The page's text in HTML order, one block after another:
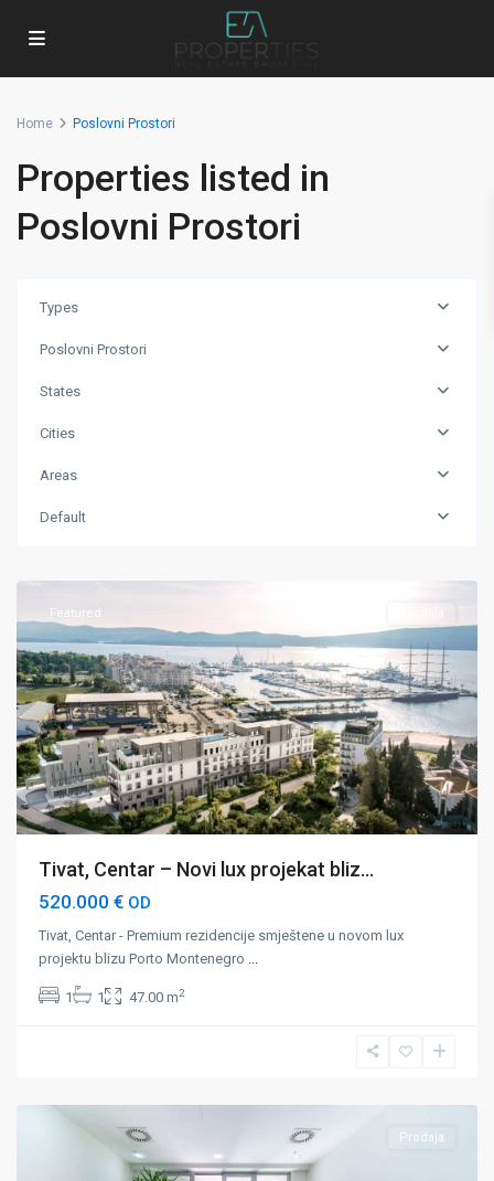
Home Poslovni Prostori
Properties listed in
Poslovni Prostori
Types
Poslovni Prostori
States
Cities
Areas
Default
Tivat
Featured
Tivat, Centar – Novi lux projekat bliz...
520.000 € OD
Tivat, Centar - Premium rezidencije smještene u novom lux
projektu blizu Porto Montenegro ...
1 1 47.00 m2
Prodaja